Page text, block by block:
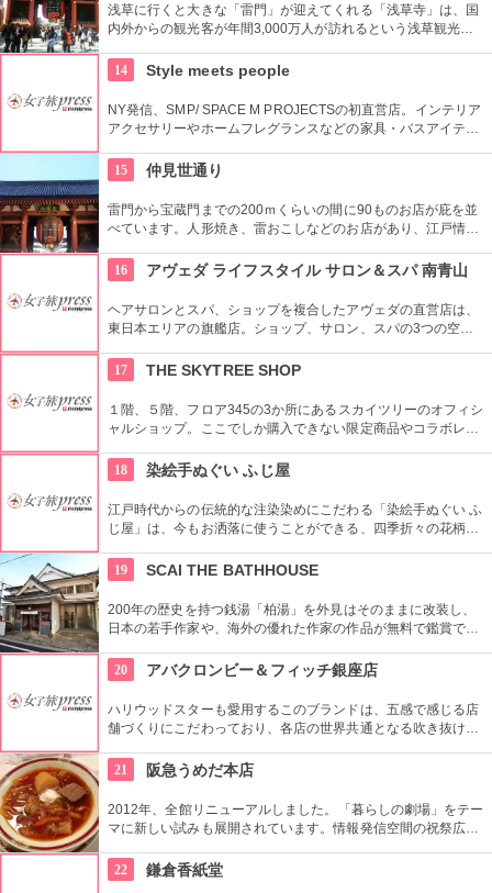
浅草に行くと大きな「雷門」が迎えてくれる「浅草寺」は、国
内外からの観光客が年間3,000万人が訪れるという浅草観光一
都内最古の名刹です。
14 Style meets people
NY発信、SMP/ SPACE M PROJECTSの初直営店。インテリア
アクセサリーやホームフレグランスなどの家具・バスアイテム
デザインはデザイナーやアーティストに頼むことによって洗練
されたものとなっている。
15 仲見世通り
雷門から宝蔵門までの200ｍくらいの間に90ものお店が庇を並
べています。人形焼き、雷おこしなどのお店があり、江戸情緒
16
アヴェダ ライフスタイル サロン＆スパ 南青山
ヘアサロンとスパ、ショップを複合したアヴェダの直営店は、
東日本エリアの旗艦店。ショップ、サロン、スパの3つの空間
豊かな時間の中、リラックスしてお過ごしいただけます。
17 THE SKYTREE SHOP
１階、５階、フロア345の3か所にあるスカイツリーのオフィシ
ャルショップ。ここでしか購入できない限定商品やコラボレー
日本一高いところでの購入として記念に残る思い出に！
18 染絵手ぬぐい ふじ屋
江戸時代からの伝統的な注染染めにこだわる「染絵手ぬぐい ふ
じ屋」は、今もお洒落に使うことができる、四季折々の花柄や
地の小物も各種扱っています。
19 SCAI THE BATHHOUSE
200年の歴史を持つ銭湯「柏湯」を外見はそのままに改装し、
日本の若手作家や、海外の優れた作家の作品が無料で鑑賞でき
20
アバクロンビー＆フィッチ銀座店
ハリウッドスターも愛用するこのブランドは、五感で感じる店
舗づくりにこだわっており、各店の世界共通となる吹き抜けの
壁面を描き刺激的でエネルギッシュな店舗空間を演出してい
る。
21 阪急うめだ本店
2012年、全館リニューアルしました。「暮らしの劇場」をテー
マに新しい試みも展開されています。情報発信空間の祝祭広場
した「うめだスーク」、20店以上が出店するレストラン街、シ
ョーケースがズラリと並ぶスイーツブティックストリートなど
22 鎌倉香紙堂